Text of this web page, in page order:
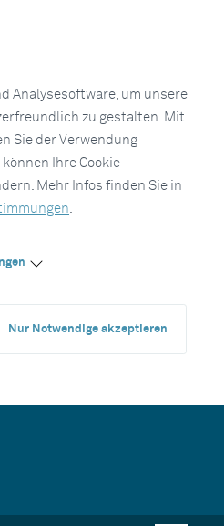
Analysesoftware, um unsere
zu gestalten. Mit
Sie der Verwendung
Ihre Cookie
Mehr Infos finden Sie in
.
Nur Notwendige akzeptieren